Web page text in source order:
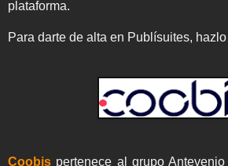
plataforma.
Para darte de alta en Publísuites, hazlo
Coobis pertenece al grupo